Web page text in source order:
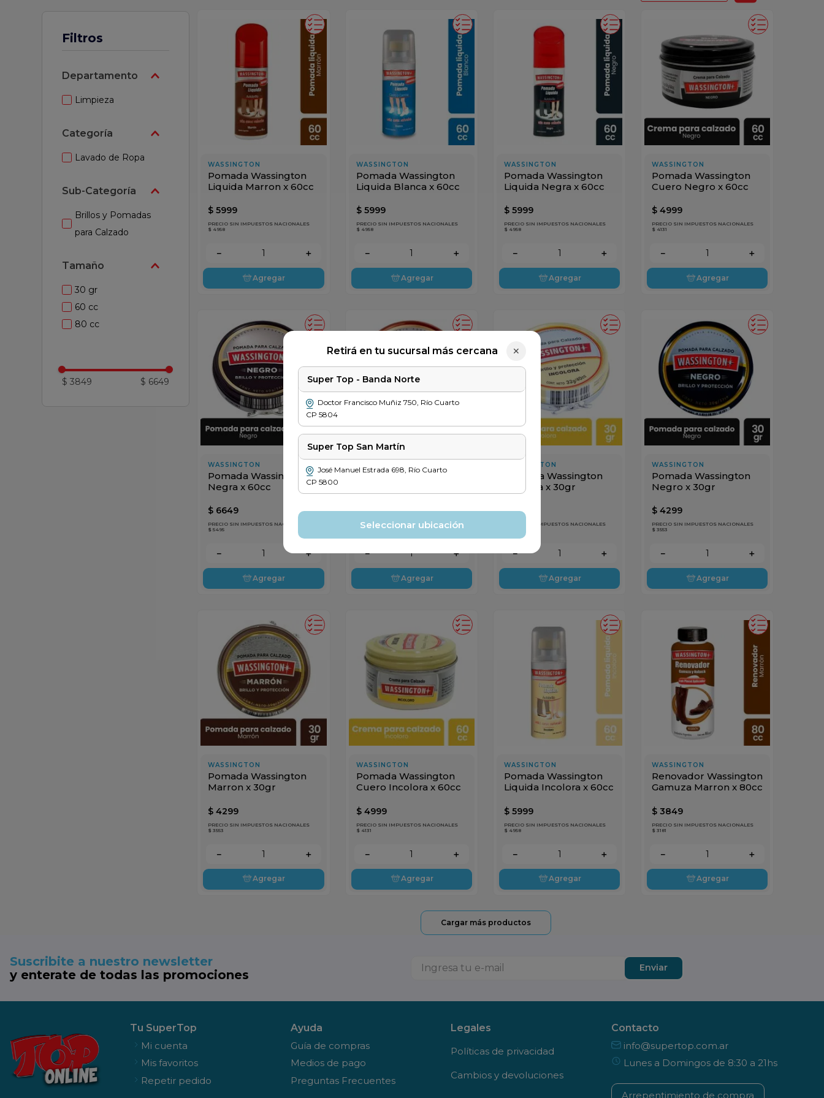
Retirá en tu sucursal más cercana ✕
Super Top - Banda Norte
Doctor Francisco Muñiz 750, Río Cuarto
CP 5804
Super Top San Martín
José Manuel Estrada 698, Río Cuarto
CP 5800
Seleccionar ubicación
Filtros
Departamento
Limpieza
Categoría
Lavado de Ropa
Sub-Categoría
Brillos y Pomadas
para Calzado
Tamaño
30 gr
60 cc
80 cc
$ 3849 $ 6649
WASSINGTON
Pomada Wassington
Liquida Marron x 60cc
$ 5999
PRECIO SIN IMPUESTOS NACIONALES
$ 4958
＋
－
Agregar
WASSINGTON
Pomada Wassington
Liquida Blanca x 60cc
$ 5999
PRECIO SIN IMPUESTOS NACIONALES
$ 4958
＋
－
Agregar
WASSINGTON
Pomada Wassington
Liquida Negra x 60cc
$ 5999
PRECIO SIN IMPUESTOS NACIONALES
$ 4958
＋
－
Agregar
WASSINGTON
Pomada Wassington
Cuero Negro x 60cc
$ 4999
PRECIO SIN IMPUESTOS NACIONALES
$ 4131
＋
－
Agregar
WASSINGTON
Pomada Wassington
Negra x 60cc
$ 6649
PRECIO SIN IMPUESTOS NACIONALES
$ 5495
＋
－
Agregar
Pomada Wassington
$ 6649
PRECIO SIN IMPUESTOS NACIONALES
$ 5495
＋
－
Agregar
WASSINGTON
Pomada Wassington
Incolora x 30gr
$ 4299
PRECIO SIN IMPUESTOS NACIONALES
＋
－
Agregar
WASSINGTON
Pomada Wassington
Negro x 30gr
$ 4299
PRECIO SIN IMPUESTOS NACIONALES
$ 3553
＋
－
Agregar
WASSINGTON
Pomada Wassington
Marron x 30gr
$ 4299
PRECIO SIN IMPUESTOS NACIONALES
$ 3553
＋
－
Agregar
WASSINGTON
Pomada Wassington
Cuero Incolora x 60cc
$ 4999
PRECIO SIN IMPUESTOS NACIONALES
$ 4131
＋
－
Agregar
WASSINGTON
Pomada Wassington
Liquida Incolora x 60cc
$ 5999
PRECIO SIN IMPUESTOS NACIONALES
$ 4958
＋
－
Agregar
WASSINGTON
Renovador Wassington
Gamuza Marron x 80cc
$ 3849
PRECIO SIN IMPUESTOS NACIONALES
$ 3181
＋
－
Agregar
Suscribite a nuestro newsletter
y enterate de todas las promociones
Enviar
Tu SuperTop
Mi cuenta
Mis favoritos
Repetir pedido
Ayuda
Guía de compras
Medios de pago
Preguntas Frecuentes
Legales
Políticas de privacidad
Cambios y devoluciones
Contacto
info@supertop.com.ar
Lunes a Domingos de 8:30 a 21hs
Arrepentimiento de compra